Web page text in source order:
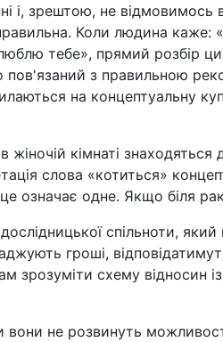
і, зрештою, не відмовимось
Коли людина каже:
тебе», прямий розбір
пов'язаний з правильною
на концептуальну
кімнаті знаходяться
слова «котиться»
означає одне. Якщо біля
спільноти,
гроші,
зрозуміти схему відносин
вони не розвинуть